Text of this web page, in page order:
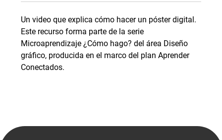
Un video que explica cómo hacer un póster digital.
Este recurso forma parte de la serie
Microaprendizaje ¿Cómo hago? del área Diseño
gráfico, producida en el marco del plan Aprender
Conectados.